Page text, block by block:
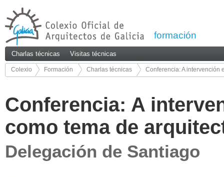
formación
Charlas técnicas Visitas técnicas
Colexio Formación Charlas técnicas Conferencia: A intervención
Conferencia: A
como tema de
Delegación de Santiago